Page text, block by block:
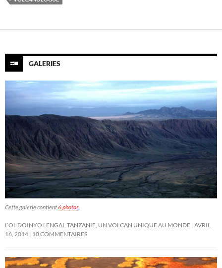
GALERIES
Cette galerie contient6 photos
L’OL DOINYO LENGAI, TANZANIE, UN VOLCAN UNIQUE AU MONDE AVRIL
16, 2014 10 COMMENTAIRES